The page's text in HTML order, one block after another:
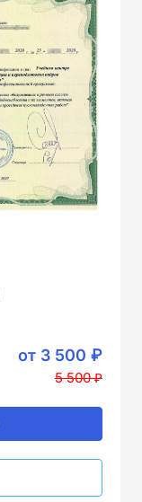
от 3 500 ₽
5 500 ₽